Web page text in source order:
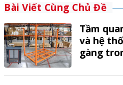
Bài Viết Cùng Chủ Đề
Tầm
và hệ
gàng